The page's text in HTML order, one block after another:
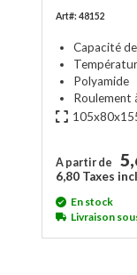
Art#: 48152
Capacité
Polyamide
Roulement
A partir de
6,80 Taxes
En stock
Livraison